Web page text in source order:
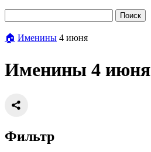
Поиск
🏠 Именины 4 июня
Именины 4 июня
Фильтр